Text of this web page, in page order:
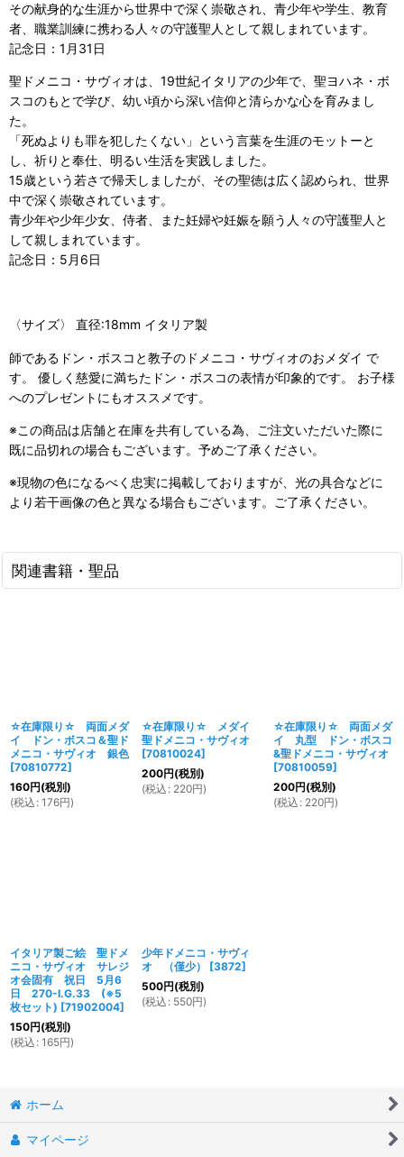
その献身的な生涯から世界中で深く崇敬され、青少年や学生、教育
者、職業訓練に携わる人々の守護聖人として親しまれています。
記念日：1月31日
聖ドメニコ・サヴィオは、19世紀イタリアの少年で、聖ヨハネ・ボ
スコのもとで学び、幼い頃から深い信仰と清らかな心を育みまし
た。
「死ぬよりも罪を犯したくない」という言葉を生涯のモットーと
し、祈りと奉仕、明るい生活を実践しました。
15歳という若さで帰天しましたが、その聖徳は広く認められ、世界
中で深く崇敬されています。
青少年や少年少女、侍者、また妊婦や妊娠を願う人々の守護聖人と
して親しまれています。
記念日：5月6日
〈サイズ〉 直径:18mm イタリア製
師であるドン・ボスコと教子のドメニコ・サヴィオのおメダイ で
す。 優しく慈愛に満ちたドン・ボスコの表情が印象的です。 お子様
へのプレゼントにもオススメです。
※この商品は店舗と在庫を共有している為、ご注文いただいた際に
既に品切れの場合もございます。予めご了承ください。
※現物の色になるべく忠実に掲載しておりますが、光の具合などに
より若干画像の色と異なる場合もございます。ご了承ください。
関連書籍・聖品
☆在庫限り☆ 両面メダ
イ ドン・ボスコ＆聖ド
メニコ・サヴィオ 銀色
[70810772]
160円(税別)
(税込 : 176円)
☆在庫限り☆ メダイ
聖ドメニコ・サヴィオ
[70810024]
200円(税別)
(税込 : 220円)
☆在庫限り☆ 両面メダ
イ 丸型 ドン・ボスコ
&聖ドメニコ・サヴィオ
[70810059]
200円(税別)
(税込 : 220円)
イタリア製ご絵 聖ドメ
ニコ・サヴィオ サレジ
オ会固有 祝日 5月6
日 270-I.G.33 (※5
枚セット) [71902004]
150円(税別)
(税込 : 165円)
少年ドメニコ・サヴィ
オ （僅少）
[3872]
500円(税別)
(税込 : 550円)
ホーム
マイページ